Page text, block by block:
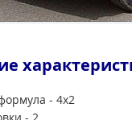
- 4х2